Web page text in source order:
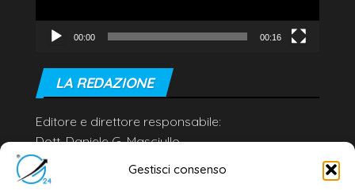
Gestisci consenso
00:00 00:16
LA REDAZIONE
Editore e direttore responsabile:
Dott. Daniele G. Masciullo
Email:
redazione@galatina24.it